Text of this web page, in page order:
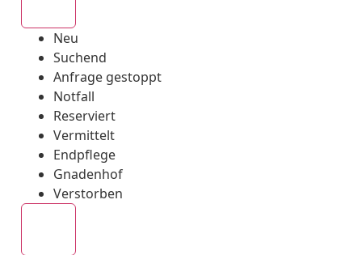
Neu
Suchend
Anfrage gestoppt
Notfall
Reserviert
Vermittelt
Endpflege
Gnadenhof
Verstorben